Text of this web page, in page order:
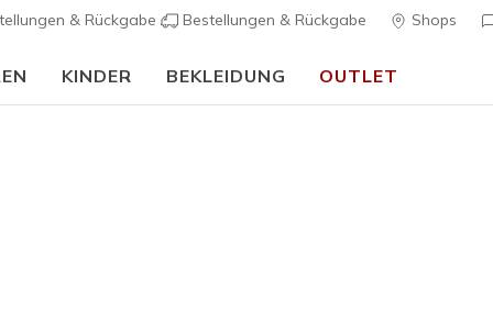
& Rückgabe Bestellungen & Rückgabe Shops
KINDER BEKLEIDUNG OUTLET